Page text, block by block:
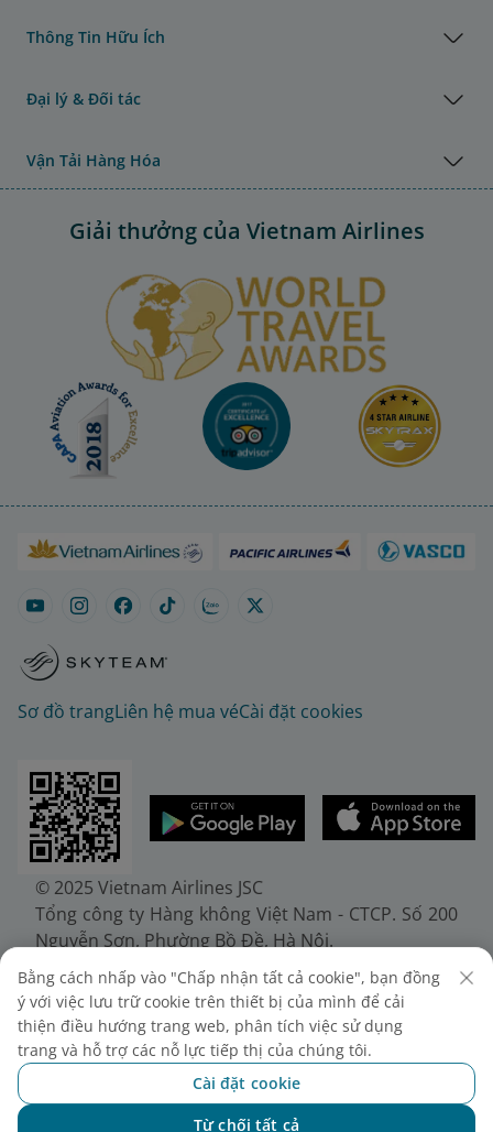
Thông Tin Hữu Ích
Đại lý & Đối tác
Vận Tải Hàng Hóa
Giải thưởng của Vietnam Airlines
Sơ đồ trangLiên hệ mua véCài đặt cookies
© 2025 Vietnam Airlines JSC
Tổng công ty Hàng không Việt Nam - CTCP. Số 200
Nguyễn Sơn, Phường Bồ Đề, Hà Nội.
Điện thoại: (+84-24) 38272289. Fax: (+84-24)
38722375
Giấy chứng nhận đăng ký doanh nghiệp, mã số
doanh nghiệp 0100107518, đăng ký lần đầu ngày
30/6/2010, đăng ký thay đổi lần thứ 10 ngày
24/7/2025, cấp bởi Sở Tài chính Thành phố Hà Nội.
Bằng cách nhấp vào "Chấp nhận tất cả cookie", bạn đồng
ý với việc lưu trữ cookie trên thiết bị của mình để cải
thiện điều hướng trang web, phân tích việc sử dụng
trang và hỗ trợ các nỗ lực tiếp thị của chúng tôi.
Cài đặt cookie
Từ chối tất cả